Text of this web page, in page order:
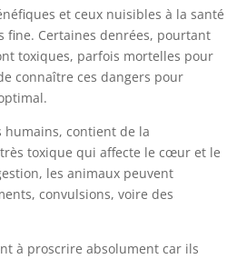
et ceux nuisibles à la santé
fine. Certaines denrées, pourtant
toxiques, parfois mortelles pour
connaître ces dangers pour
humains, contient de la
toxique qui affecte le cœur et le
les animaux peuvent
convulsions, voire des
à proscrire absolument car ils